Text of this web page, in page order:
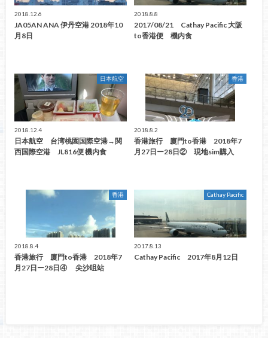
2018.12.6
JA05AN ANA 伊丹空港 2018年10
月8日
2018.8.8
2017/08/21 Cathay Pacific 大阪
to香港便 機内食
日本航空
2018.12.4
日本航空 台湾桃園国際空港→関
西国際空港 JL816便 機内食
香港
2018.8.2
香港旅行 廈門to香港 2018年7
月27日ー28日② 現地sim購入
香港
2018.8.4
香港旅行 廈門to香港 2018年7
月27日ー28日④ 尖沙咀站
Cathay Pacific
2017.8.13
Cathay Pacific 2017年8月12日